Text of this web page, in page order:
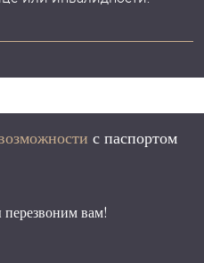
с паспортом
вам!